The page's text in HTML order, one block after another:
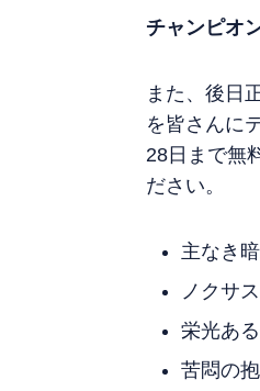
チャンピオ
また、後日
を皆さんに
28日まで無
ださい。
主なき
ノクサ
栄光あ
苦悶の